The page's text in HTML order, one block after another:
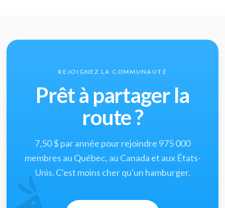
REJOIGNEZ LA COMMUNAUTÉ
Prêt à partager la
route ?
7,50 $ par année pour rejoindre 975 000
membres au Québec, au Canada et aux États-
Unis. C'est moins cher qu'un hamburger.